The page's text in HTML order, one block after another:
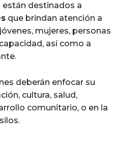
están destinados a
que brindan atención a
mujeres, personas
así como a
deberán enfocar su
cultura, salud,
comunitario, o en la